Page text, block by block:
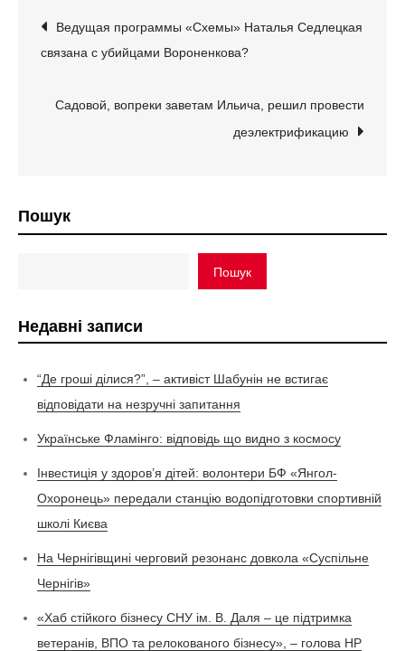
Навігація
записів
Ведущая программы «Схемы» Наталья Седлецкая
связана с убийцами Вороненкова?
Садовой, вопреки заветам Ильича, решил провести
деэлектрификацию
Пошук
Пошук
Недавні записи
“Де гроші ділися?”, – активіст Шабунін не встигає
відповідати на незручні запитання
Українське Фламінго: відповідь що видно з космосу
Інвестиція у здоров’я дітей: волонтери БФ «Янгол-
Охоронець» передали станцію водопідготовки спортивній
школі Києва
На Чернігівщині черговий резонанс довкола «Суспільне
Чернігів»
«Хаб стійкого бізнесу СНУ ім. В. Даля – це підтримка
ветеранів, ВПО та релокованого бізнесу», – голова НР